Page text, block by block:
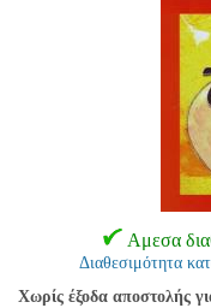
Αμεσα
Διαθεσιμότητα
Χωρίς έξοδα αποστολής